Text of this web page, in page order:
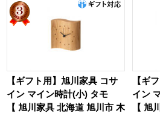
【ギフト用】旭川家具 コサ
イン マイン時計(小) タモ
【 旭川家具 北海道 旭川市 木
【ギ
イン
【 旭